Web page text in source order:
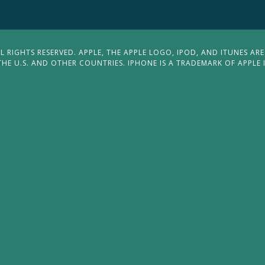
RESERVED. APPLE, THE APPLE LOGO, IPOD, AND ITUNES
U.S. AND OTHER COUNTRIES. IPHONE IS A TRADEMARK OF APPLE